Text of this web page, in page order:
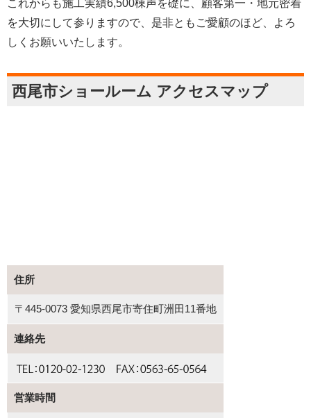
これからも施工実績6,500棟声を礎に、顧客第一・地元密着
を大切にして参りますので、是非ともご愛顧のほど、よろ
しくお願いいたします。
西尾市ショールーム アクセスマップ
住所
〒445-0073 愛知県西尾市寄住町洲田11番地
連絡先
営業時間